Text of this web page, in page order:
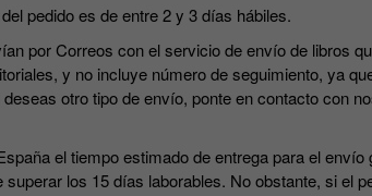
pedido es de entre 2 y 3 días hábiles.
por Correos con el servicio de envío de libros
y no incluye número de seguimiento, ya
otro tipo de envío, ponte en contacto con
el tiempo estimado de entrega para el envío
los 15 días laborables. No obstante, si el